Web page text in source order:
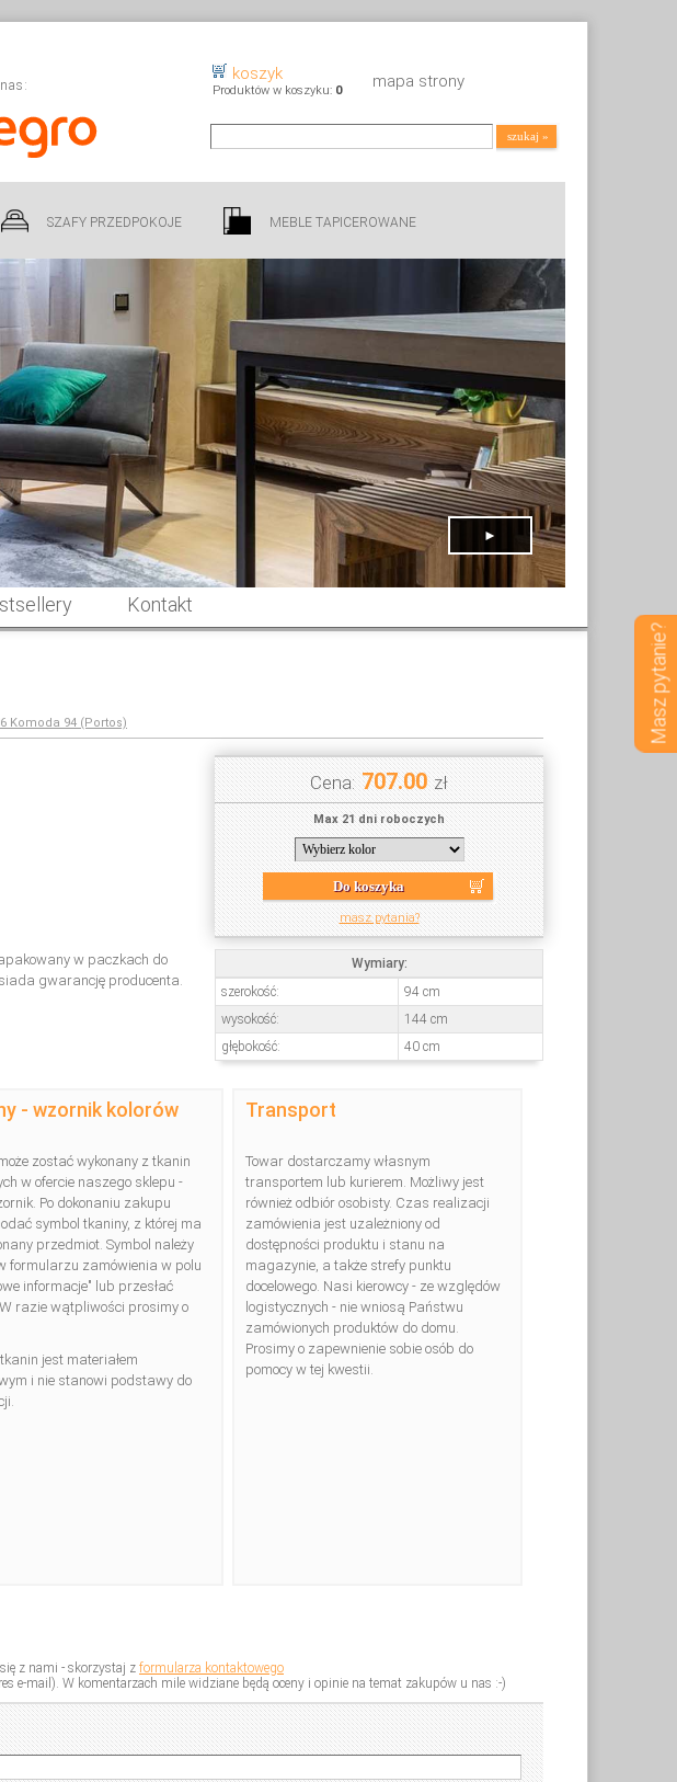
Masz pytanie?
koszyk
Produktów w koszyku: 0 mapa strony
SZAFY PRZEDPOKOJE MEBLE TAPICEROWANE
►
Kontakt
Komoda 94 (Portos)
Cena: 707.00 zł
Max 21 dni roboczych
Do koszyka
masz pytania?
Wymiary:
Wymiary:
szerokość:
94 cm
wysokość:
144 cm
głębokość:
40 cm
w paczkach do
gwarancję producenta.
- wzornik kolorów
zostać wykonany z tkanin
w ofercie naszego sklepu -
Po dokonaniu zakupu
symbol tkaniny, z której ma
przedmiot. Symbol należy
formularzu zamówienia w polu
informacje" lub przesłać
razie wątpliwości prosimy o
jest materiałem
i nie stanowi podstawy do
Transport
Towar dostarczamy własnym
transportem lub kurierem. Możliwy jest
również odbiór osobisty. Czas realizacji
zamówienia jest uzależniony od
dostępności produktu i stanu na
magazynie, a także strefy punktu
docelowego. Nasi kierowcy - ze względów
logistycznych - nie wniosą Państwu
zamówionych produktów do domu.
Prosimy o zapewnienie sobie osób do
pomocy w tej kwestii.
z nami - skorzystaj z formularza kontaktowego
e-mail). W komentarzach mile widziane będą oceny i opinie na temat zakupów u nas :-)